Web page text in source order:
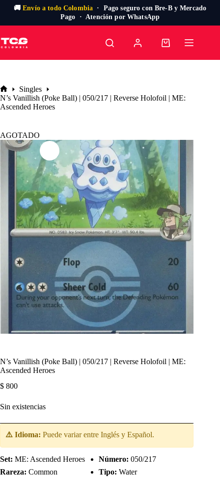
🚚Envío a todo Colombia · Pago seguro con Bre-B y Mercado
Pago · Atención por WhatsApp
al
contenido
Carro
Inicio
Singles
N’s Vanillish (Poke Ball) | 050/217 | Reverse Holofoil | ME:
Ascended Heroes
AGOTADO
N’s Vanillish (Poke Ball) | 050/217 | Reverse Holofoil | ME:
Ascended Heroes
$ 800
Sin existencias
⚠️ Idioma: Puede variar entre Inglés y Español.
Set: ME: Ascended Heroes Número: 050/217
Rareza: Common Tipo: Water